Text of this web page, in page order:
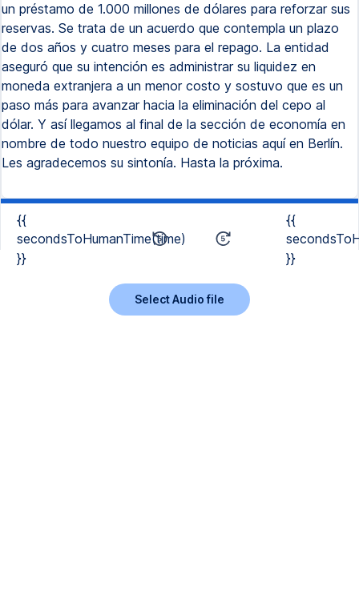
un préstamo de 1.000 millones de dólares para reforzar sus
reservas. Se trata de un acuerdo que contempla un plazo
de dos años y cuatro meses para el repago. La entidad
aseguró que su intención es administrar su liquidez en
moneda extranjera a un menor costo y sostuvo que es un
paso más para avanzar hacia la eliminación del cepo al
dólar. Y así llegamos al final de la sección de economía en
nombre de todo nuestro equipo de noticias aquí en Berlín.
Les agradecemos su sintonía. Hasta la próxima.
{{
secondsToHumanTime(time)
}}
{{
}}
Select Audio file